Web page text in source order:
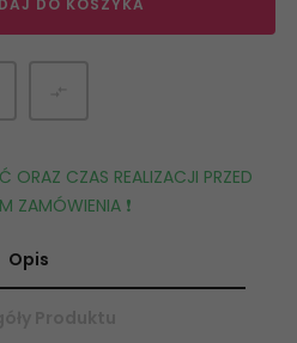
ORAZ CZAS REALIZACJI PRZED
ZAMÓWIENIA ❗️
Opis